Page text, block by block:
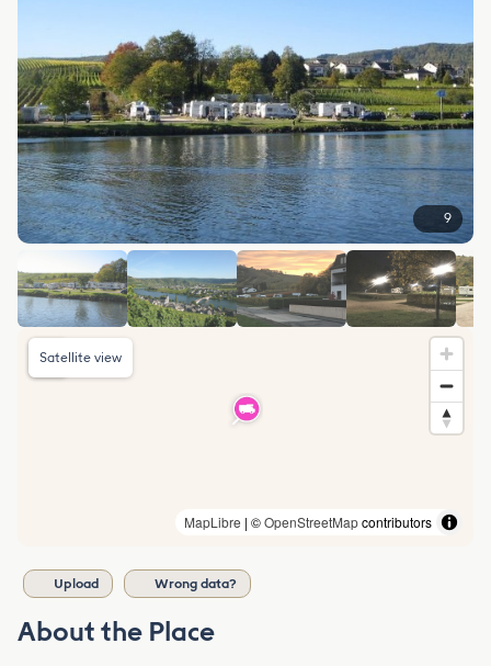
9
MapLibre | ©OpenStreetMapcontributors
Satellite view
Upload Wrong data?
About the Place